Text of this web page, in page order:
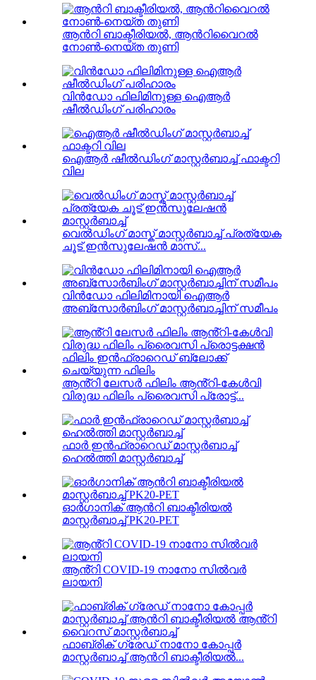
ആൻറി ബാക്ടീരിയൽ, ആൻറിവൈറൽ
നോൺ-നെയ്ത തുണി
വിൻഡോ ഫിലിമിനുള്ള ഐആർ
ഷീൽഡിംഗ് പരിഹാരം
ഐആർ ഷീൽഡിംഗ് മാസ്റ്റർബാച്ച് ഫാക്ടറി
വില
വെൽഡിംഗ് മാസ്ക് മാസ്റ്റർബാച്ച് പ്രത്യേക
ചൂട് ഇൻസുലേഷൻ മാസ്...
വിൻഡോ ഫിലിമിനായി ഐആർ
അബ്സോർബിംഗ് മാസ്റ്റർബാച്ചിന് സമീപം
ആൻ്റി ലേസർ ഫിലിം ആൻ്റി-കേൾവി
വിരുദ്ധ ഫിലിം പ്രൈവസി പ്രോട്ട്...
ഫാർ ഇൻഫ്രാറെഡ് മാസ്റ്റർബാച്ച്
ഹെൽത്തി മാസ്റ്റർബാച്ച്
ഓർഗാനിക് ആൻറി ബാക്ടീരിയൽ
മാസ്റ്റർബാച്ച് PK20-PET
ആൻ്റി COVID-19 നാനോ സിൽവർ
ലായനി
ഫാബ്രിക് ഗ്രേഡ് നാനോ കോപ്പർ
മാസ്റ്റർബാച്ച് ആൻറി ബാക്ടീരിയൽ...